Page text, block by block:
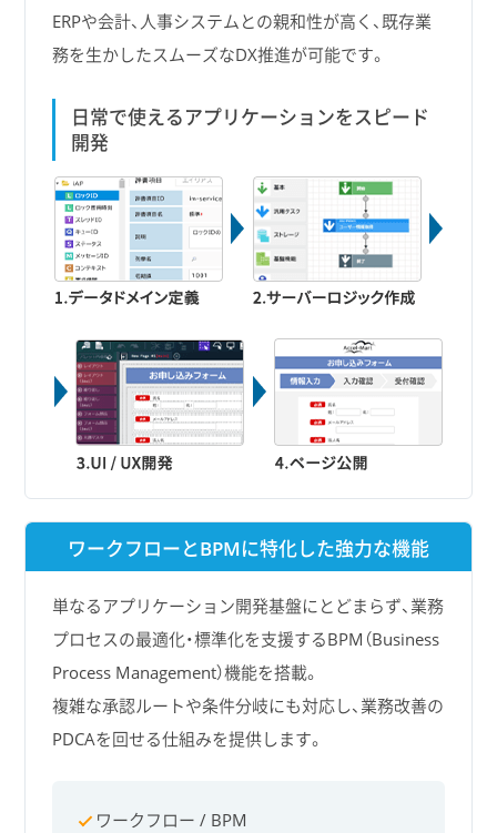
ERPや会計、人事システムとの親和性が高く、既存業
務を生かしたスムーズなDX推進が可能です。
日常で使えるアプリケーションをスピード
開発
ワークフローとBPMに特化した強力な機能
単なるアプリケーション開発基盤にとどまらず、業務
プロセスの最適化・標準化を支援するBPM（Business
Process Management）機能を搭載。
複雑な承認ルートや条件分岐にも対応し、業務改善の
PDCAを回せる仕組みを提供します。
ワークフロー / BPM